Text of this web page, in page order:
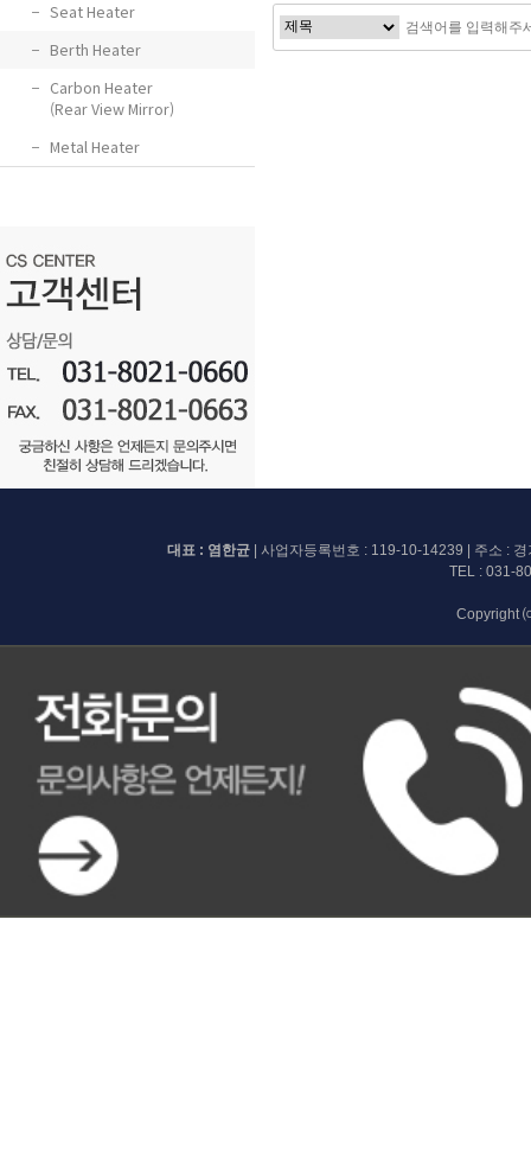
− Seat Heater
− Berth Heater
− Carbon Heater
(Rear View Mirror)
− Metal Heater
대표 : 염한균 | 사업자등록번호 : 119-10-14239 | 주소 :
TEL :031-
Copyright